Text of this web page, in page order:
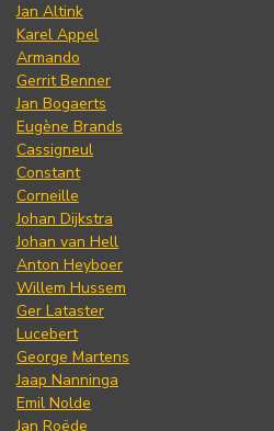
Jan Altink
Karel Appel
Armando
Gerrit Benner
Jan Bogaerts
Eugène Brands
Cassigneul
Constant
Corneille
Johan Dijkstra
Johan van Hell
Anton Heyboer
Willem Hussem
Ger Lataster
Lucebert
George Martens
Jaap Nanninga
Emil Nolde
Jan Roëde